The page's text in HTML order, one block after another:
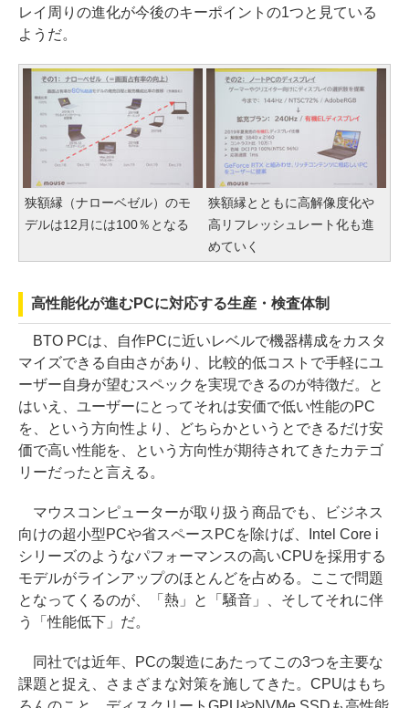
レイ周りの進化が今後のキーポイントの1つと見ている
ようだ。
狭額縁（ナローベゼル）のモ
デルは12月には100％となる
狭額縁とともに高解像度化や
高リフレッシュレート化も進
めていく
高性能化が進むPCに対応する生産・検査体制
BTO PCは、自作PCに近いレベルで機器構成をカスタ
マイズできる自由さがあり、比較的低コストで手軽にユ
ーザー自身が望むスペックを実現できるのが特徴だ。と
はいえ、ユーザーにとってそれは安価で低い性能のPC
を、という方向性より、どちらかというとできるだけ安
価で高い性能を、という方向性が期待されてきたカテゴ
リーだったと言える。
マウスコンピューターが取り扱う商品でも、ビジネス
向けの超小型PCや省スペースPCを除けば、Intel Core i
シリーズのようなパフォーマンスの高いCPUを採用する
モデルがラインアップのほとんどを占める。ここで問題
となってくるのが、「熱」と「騒音」、そしてそれに伴
う「性能低下」だ。
同社では近年、PCの製造にあたってこの3つを主要な
課題と捉え、さまざまな対策を施してきた。CPUはもち